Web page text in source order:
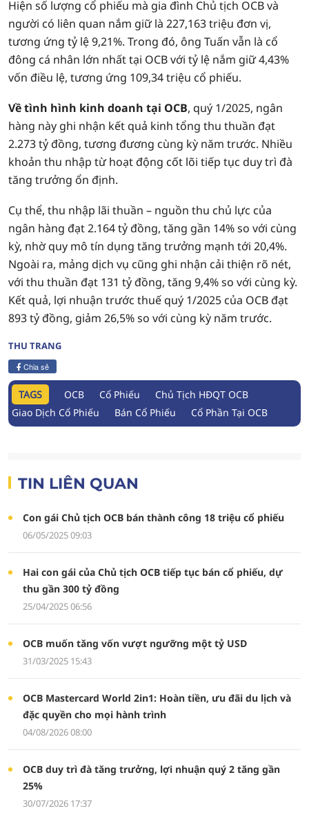
Hiện số lượng cổ phiếu mà gia đình Chủ tịch OCB và
người có liên quan nắm giữ là 227,163 triệu đơn vị,
tương ứng tỷ lệ 9,21%. Trong đó, ông Tuấn vẫn là cổ
đông cá nhân lớn nhất tại OCB với tỷ lệ nắm giữ 4,43%
vốn điều lệ, tương ứng 109,34 triệu cổ phiếu.
Về tình hình kinh doanh tại OCB, quý 1/2025, ngân
hàng này ghi nhận kết quả kinh tổng thu thuần đạt
2.273 tỷ đồng, tương đương cùng kỳ năm trước. Nhiều
khoản thu nhập từ hoạt động cốt lõi tiếp tục duy trì đà
tăng trưởng ổn định.
Cụ thể, thu nhập lãi thuần – nguồn thu chủ lực của
ngân hàng đạt 2.164 tỷ đồng, tăng gần 14% so với cùng
kỳ, nhờ quy mô tín dụng tăng trưởng mạnh tới 20,4%.
Ngoài ra, mảng dịch vụ cũng ghi nhận cải thiện rõ nét,
với thu thuần đạt 131 tỷ đồng, tăng 9,4% so với cùng kỳ.
Kết quả, lợi nhuận trước thuế quý 1/2025 của OCB đạt
893 tỷ đồng, giảm 26,5% so với cùng kỳ năm trước.
THU TRANG
Chia sẻ
TAGS OCB Cổ Phiếu
Chủ Tịch HĐQT OCB
Giao Dịch Cổ Phiếu
Bán Cổ Phiếu Cổ Phần Tại OCB
TIN LIÊN QUAN
Con gái Chủ tịch OCB bán thành công 18 triệu cổ phiếu
06/05/2025 09:03
Hai con gái của Chủ tịch OCB tiếp tục bán cổ phiếu, dự
thu gần 300 tỷ đồng
25/04/2025 06:56
OCB muốn tăng vốn vượt ngưỡng một tỷ USD
31/03/2025 15:43
OCB Mastercard World 2in1: Hoàn tiền, ưu đãi du lịch và
đặc quyền cho mọi hành trình
04/08/2026 08:00
OCB duy trì đà tăng trưởng, lợi nhuận quý 2 tăng gần
25%
30/07/2026 17:37